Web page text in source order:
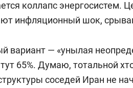
коллапс энергосистем.
инфляционный шок,
вариант — «унылая
65%. Думаю, тотальной
соседей Иран не